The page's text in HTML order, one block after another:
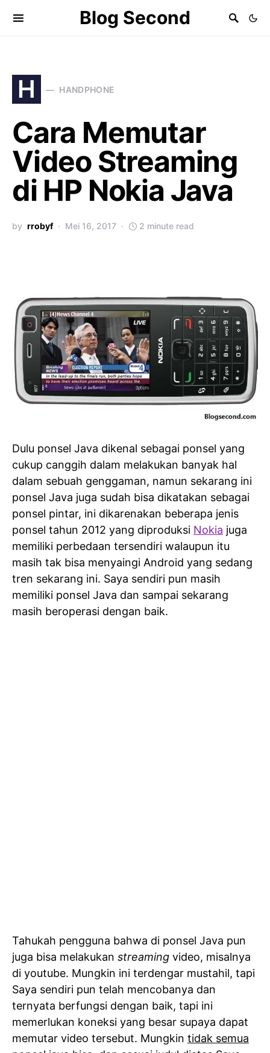
Blog Second
H HANDPHONE
Cara Memutar
Video Streaming
di HP Nokia Java
by rrobyf Mei 16, 2017 2 minute read
Dulu ponsel Java dikenal sebagai ponsel yang
cukup canggih dalam melakukan banyak hal
dalam sebuah genggaman, namun sekarang ini
ponsel Java juga sudah bisa dikatakan sebagai
ponsel pintar, ini dikarenakan beberapa jenis
ponsel tahun 2012 yang diproduksi Nokia juga
memiliki perbedaan tersendiri walaupun itu
masih tak bisa menyaingi Android yang sedang
tren sekarang ini. Saya sendiri pun masih
memiliki ponsel Java dan sampai sekarang
masih beroperasi dengan baik.
Tahukah pengguna bahwa di ponsel Java pun
juga bisa melakukan streaming video, misalnya
di youtube. Mungkin ini terdengar mustahil, tapi
Saya sendiri pun telah mencobanya dan
ternyata berfungsi dengan baik, tapi ini
memerlukan koneksi yang besar supaya dapat
memutar video tersebut. Mungkin tidak semua